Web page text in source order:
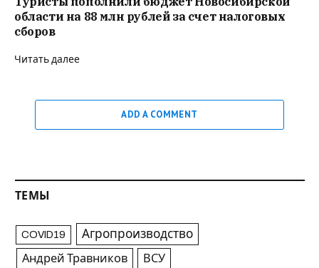
области на 88 млн рублей за счет налоговых
сборов
Читать далее
ADD A COMMENT
ТЕМЫ
COVID19 Агропроизводство
Андрей Травников ВСУ